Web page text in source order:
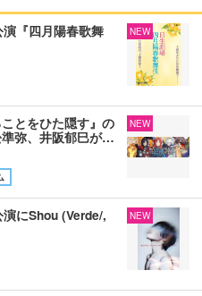
『四月陽春歌舞
NEW
とをひた隠す』の
弥、井阪郁巳が…
NEW
にShou (Verde/,
NEW